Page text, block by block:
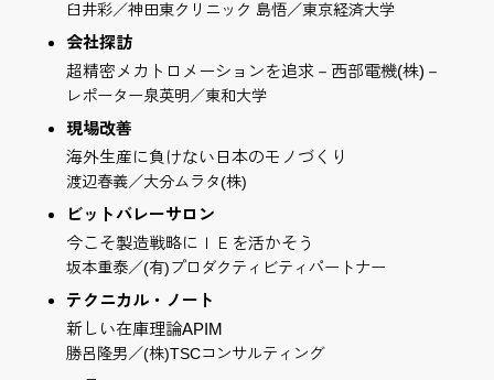
臼井彩／神田東クリニック 島悟／東京経済大学
会社探訪
超精密メカトロメーションを追求－西部電機(株)－
レポーター泉英明／東和大学
現場改善
海外生産に負けない日本のモノづくり
渡辺春義／大分ムラタ(株)
ビットバレーサロン
今こそ製造戦略にＩＥを活かそう
坂本重泰／(有)プロダクティビティパートナー
テクニカル・ノート
新しい在庫理論APIM
勝呂隆男／(株)TSCコンサルティング